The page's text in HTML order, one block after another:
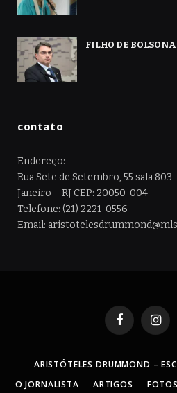
FILHO DE
contato
Endereço:
Rua Sete de Setembro, 55 sala
Janeiro – RJ CEP: 20050-004
Telefone: (21) 2221-0556
Email:
Facebook
ARISTÓTELES DRUMMOND –
O JORNALISTA
ARTIGOS FOTOS